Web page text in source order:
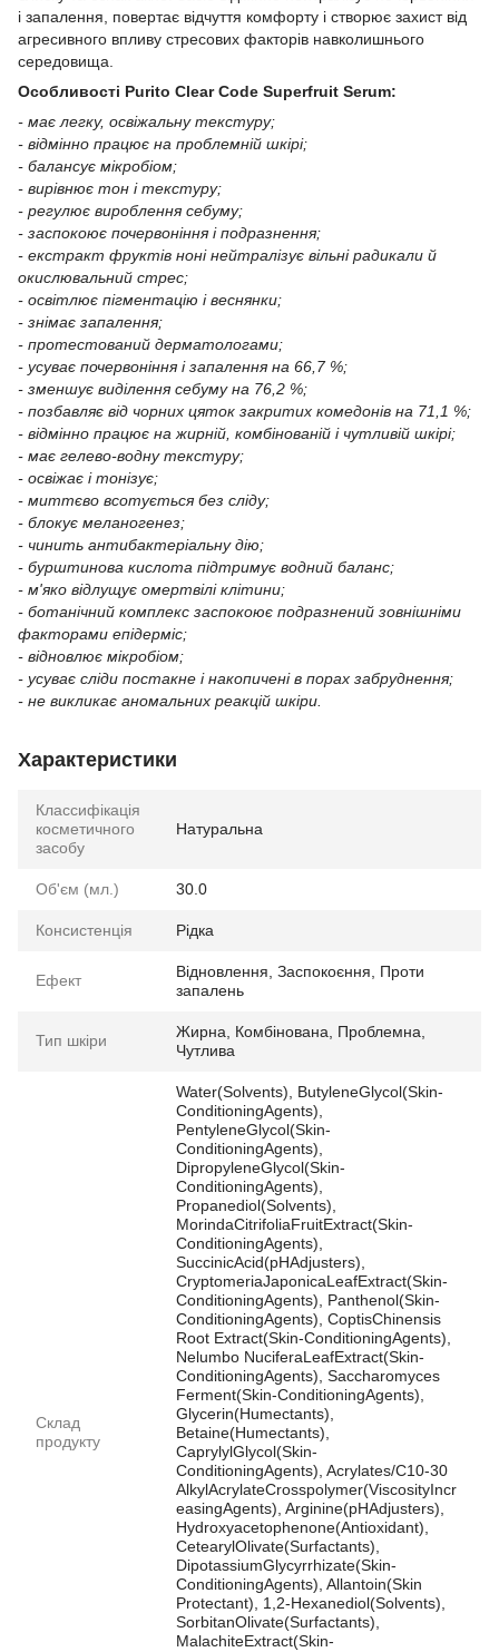
і запалення, повертає відчуття комфорту і створює захист від
агресивного впливу стресових факторів навколишнього
середовища.
Особливості Purito Clear Code Superfruit Serum:
- має легку, освіжальну текстуру;
- відмінно працює на проблемній шкірі;
- балансує мікробіом;
- вирівнює тон і текстуру;
- регулює вироблення себуму;
- заспокоює почервоніння і подразнення;
- екстракт фруктів ноні нейтралізує вільні радикали й
окислювальний стрес;
- освітлює пігментацію і веснянки;
- знімає запалення;
- протестований дерматологами;
- усуває почервоніння і запалення на 66,7 %;
- зменшує виділення себуму на 76,2 %;
- позбавляє від чорних цяток закритих комедонів на 71,1 %;
- відмінно працює на жирній, комбінованій і чутливій шкірі;
- має гелево-водну текстуру;
- освіжає і тонізує;
- миттєво всотується без сліду;
- блокує меланогенез;
- чинить антибактеріальну дію;
- бурштинова кислота підтримує водний баланс;
- м'яко відлущує омертвілі клітини;
- ботанічний комплекс заспокоює подразнений зовнішніми
факторами епідерміс;
- відновлює мікробіом;
- усуває сліди постакне і накопичені в порах забруднення;
- не викликає аномальних реакцій шкіри.
Характеристики
Классифікація
косметичного
засобу
Натуральна
Об'єм (мл.) 30.0
Консистенція Рідка
Ефект
Відновлення, Заспокоєння, Проти
запалень
Тип шкіри
Жирна, Комбінована, Проблемна,
Чутлива
Склад
продукту
Water(Solvents), ButyleneGlycol(Skin-
ConditioningAgents),
PentyleneGlycol(Skin-
ConditioningAgents),
DipropyleneGlycol(Skin-
ConditioningAgents),
Propanediol(Solvents),
MorindaCitrifoliaFruitExtract(Skin-
ConditioningAgents),
SuccinicAcid(pHAdjusters),
CryptomeriaJaponicaLeafExtract(Skin-
ConditioningAgents), Panthenol(Skin-
ConditioningAgents), CoptisChinensis
Root Extract(Skin-ConditioningAgents),
Nelumbo NuciferaLeafExtract(Skin-
ConditioningAgents), Saccharomyces
Ferment(Skin-ConditioningAgents),
Glycerin(Humectants),
Betaine(Humectants),
CaprylylGlycol(Skin-
ConditioningAgents), Acrylates/C10-30
AlkylAcrylateCrosspolymer(ViscosityIncr
easingAgents), Arginine(pHAdjusters),
Hydroxyacetophenone(Antioxidant),
CetearylOlivate(Surfactants),
DipotassiumGlycyrrhizate(Skin-
ConditioningAgents), Allantoin(Skin
Protectant), 1,2-Hexanediol(Solvents),
SorbitanOlivate(Surfactants),
MalachiteExtract(Skin-